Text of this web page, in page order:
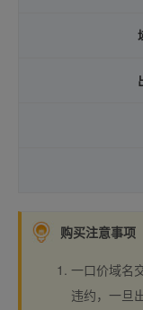
购买注意事项
一口价域名
违约，一旦